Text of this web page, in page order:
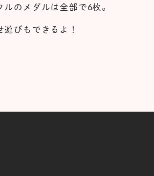
のメダルは全部で6枚。
びもできるよ！